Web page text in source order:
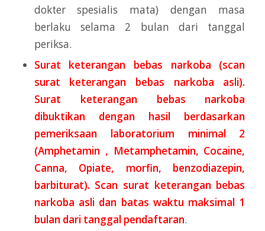
dokter spesialis mata) dengan masa
berlaku selama 2 bulan dari tanggal
periksa.
Surat keterangan bebas narkoba (scan
surat keterangan bebas narkoba asli).
Surat keterangan bebas narkoba
dibuktikan dengan hasil berdasarkan
pemeriksaan laboratorium minimal 2
(Amphetamin , Metamphetamin, Cocaine,
Canna, Opiate, morfin, benzodiazepin,
barbiturat). Scan surat keterangan bebas
narkoba asli dan batas waktu maksimal 1
bulan dari tanggal pendaftaran.